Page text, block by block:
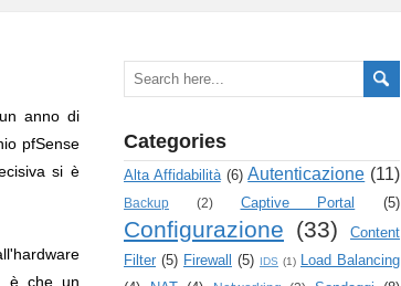
anno di
pfSense
si è
è che un
Categories
Alta Affidabilità (6) Autenticazione (11)
Backup (2) Captive Portal (5)
Configurazione (33)
Content
Filter (5) Firewall (5) IDS (1) Load Balancing